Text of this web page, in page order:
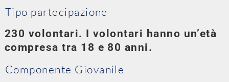
Tipo partecipazione
230 volontari. I volontari hanno un’età
compresa tra 18 e 80 anni.
Componente Giovanile